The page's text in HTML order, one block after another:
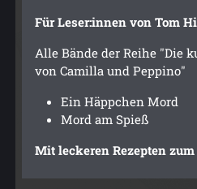
Für Leser:innen von Tom
Alle Bände der Reihe "Die
von Camilla und Peppino"
Ein Häppchen Mord
Mord am Spieß
Mit leckeren Rezepten